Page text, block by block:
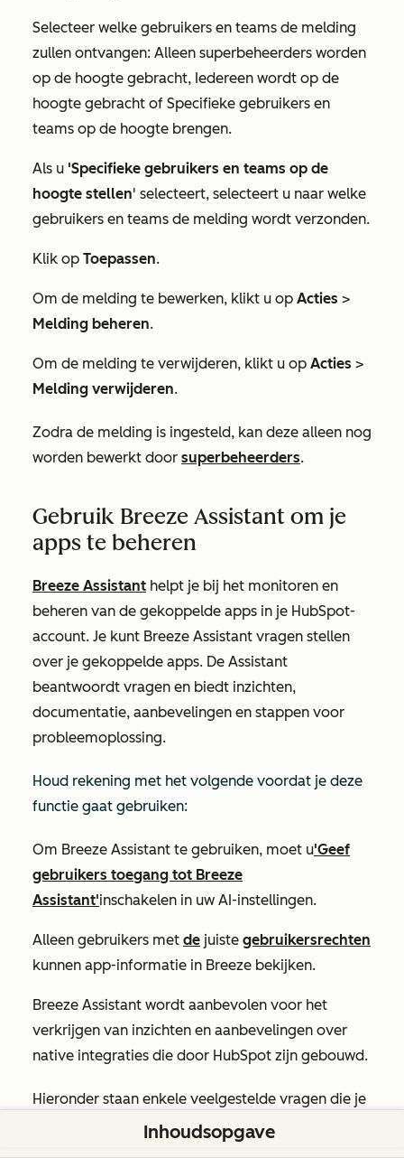
Selecteer welke gebruikers en teams de melding
zullen ontvangen: Alleen superbeheerders worden
op de hoogte gebracht, Iedereen wordt op de
hoogte gebracht of Specifieke gebruikers en
teams op de hoogte brengen.
Als u 'Specifieke gebruikers en teams op de
hoogte stellen' selecteert, selecteert u naar welke
gebruikers en teams de melding wordt verzonden.
Klik op Toepassen.
Om de melding te bewerken, klikt u op Acties >
Melding beheren.
Om de melding te verwijderen, klikt u op Acties >
Melding verwijderen.
Zodra de melding is ingesteld, kan deze alleen nog
worden bewerkt door superbeheerders.
Gebruik Breeze Assistant om je
apps te beheren
Breeze Assistant helpt je bij het monitoren en
beheren van de gekoppelde apps in je HubSpot-
account. Je kunt Breeze Assistant vragen stellen
over je gekoppelde apps. De Assistant
beantwoordt vragen en biedt inzichten,
documentatie, aanbevelingen en stappen voor
probleemoplossing.
Houd rekening met het volgende voordat je deze
functie gaat gebruiken:
Om Breeze Assistant te gebruiken, moet u'Geef
gebruikers toegang tot Breeze
Assistant'inschakelen in uw AI-instellingen.
Alleen gebruikers met de juiste gebruikersrechten
kunnen app-informatie in Breeze bekijken.
Breeze Assistant wordt aanbevolen voor het
verkrijgen van inzichten en aanbevelingen over
native integraties die door HubSpot zijn gebouwd.
Hieronder staan enkele veelgestelde vragen die je
aan Breeze Assistant kunt stellen over je apps:
Inhoudsopgave